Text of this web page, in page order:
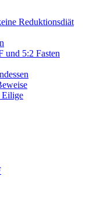
Reduktionsdiät
und 5:2 Fasten
Eilige